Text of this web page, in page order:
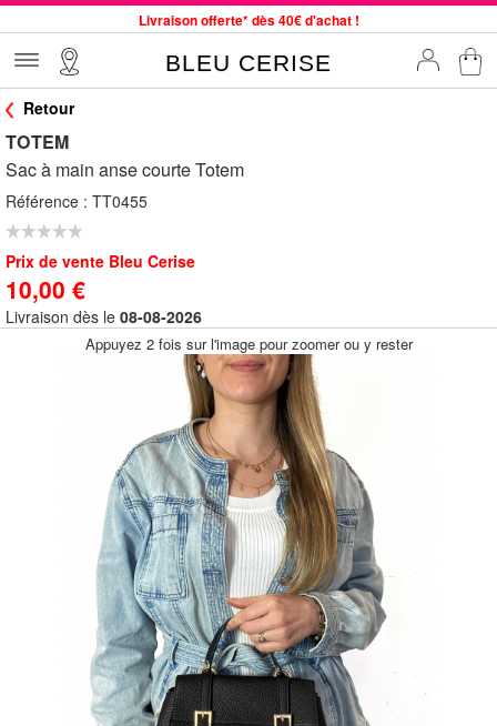
Livraison offerte* dès 40€ d'achat !
Commande avant 12h expédiée le jour même, du lundi au vendredi
Jusqu'à -75% sur le site du 29/07 au 27/08
Samsonite, Delsey, American Tourister, Little Marcel à Prix Bas
BLEU CERISE
Retour
TOTEM
Sac à main anse courte Totem
Référence : TT0455
Prix de vente Bleu Cerise
10,00 €
Livraison dès le 08-08-2026
Appuyez 2 fois sur l'image pour zoomer ou y rester